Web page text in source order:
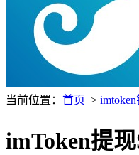
当前位置： 首页 >
imToken提